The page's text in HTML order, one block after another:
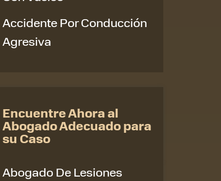
Accidente Por Conducción
Agresiva
Encuentre Ahora al
Abogado Adecuado para
su Caso
Abogado De Lesiones